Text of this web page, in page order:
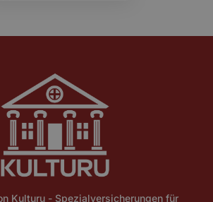
Kulturu - Spezialversicherungen für